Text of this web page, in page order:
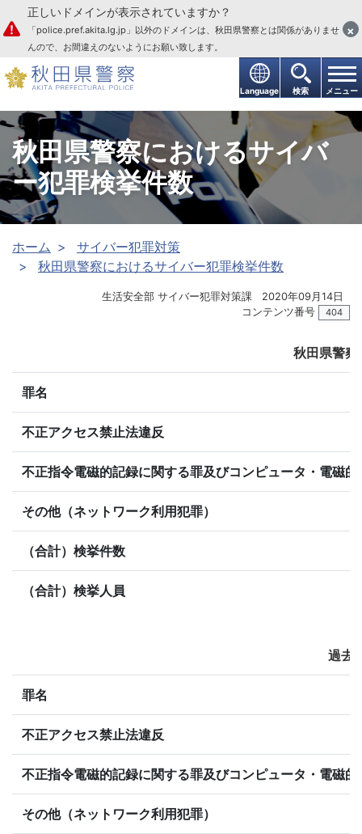
本文へ
Language 検索 メニュー
正しいドメインが表示されていますか？
「police.pref.akita.lg.jp」以外のドメインは、秋田県警察とは関係がありませ
んので、お間違えのないようにお願い致します。
×
秋田県警察におけるサイバ
ー犯罪検挙件数
ホーム
サイバー犯罪対策
秋田県警察におけるサイバー犯罪検挙件数
生活安全部 サイバー犯罪対策課
2020年09月14日
コンテンツ番号
404
秋田県警察
罪名
不正アクセス禁止法違反
不正指令電磁的記録に関する罪及びコンピュータ・電磁
その他（ネットワーク利用犯罪）
（合計）検挙件数
（合計）検挙人員
過去
罪名
不正アクセス禁止法違反
不正指令電磁的記録に関する罪及びコンピュータ・電磁
その他（ネットワーク利用犯罪）